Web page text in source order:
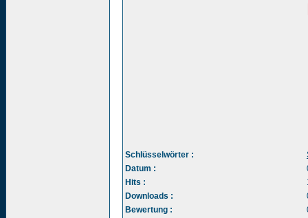
Schlüsselwörter :
Datum :
Hits :
Downloads :
Bewertung :